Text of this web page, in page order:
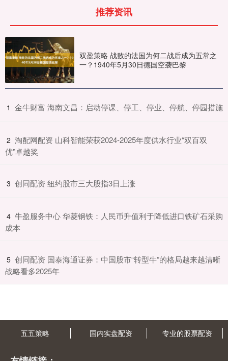
推荐资讯
双盈策略 战败的法国为何二战后成为五常之
一？1940年5月30日德国空袭巴黎
1 ​金牛财富 海南文昌：启动停课、停工、停业、停航、停园措施
2 ​淘配网配资 山科智能荣获2024-2025年度供水行业“双百双
优”卓越奖
3 ​创同配资 纽约股市三大股指3日上涨
4 ​牛盈服务中心 华菱钢铁：人民币升值利于降低进口铁矿石采购
成本
5 ​创同配资 国泰海通证券：中国股市“转型牛”的格局越来越清晰
战略看多2025年
五五策略 国内实盘配资 专业的股票配资